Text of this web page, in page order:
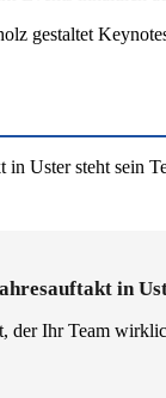
gestaltet
Uster steht sein
in
der Ihr Team